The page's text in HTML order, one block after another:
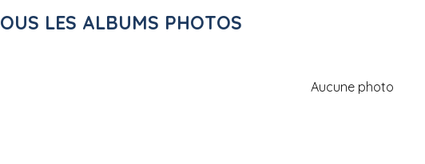
TOUS LES ALBUMS PHOTOS
Aucune photo